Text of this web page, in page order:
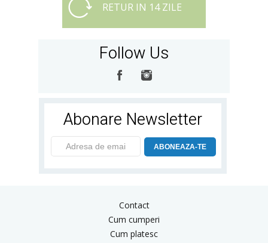
RETUR IN 14 ZILE
Follow Us
Abonare Newsletter
ABONEAZA-TE
Contact
Cum cumperi
Cum platesc